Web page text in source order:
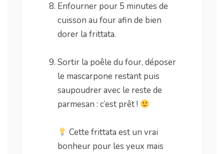
Enfourner pour 5 minutes de
cuisson au four afin de bien
dorer la frittata.
Sortir la poêle du four, déposer
le mascarpone restant puis
saupoudrer avec le reste de
parmesan : c’est prêt !
Cette frittata est un vrai
bonheur pour les yeux mais